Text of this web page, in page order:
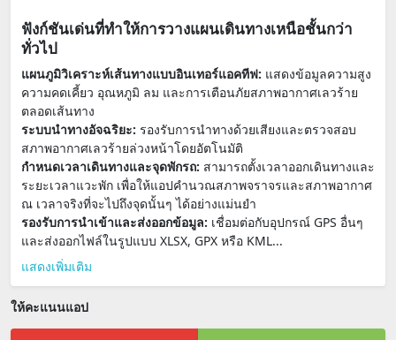
ฟังก์ชันเด่นที่ทำให้การวางแผนเดินทางเหนือชั้นกว่า
ทั่วไป
แผนภูมิวิเคราะห์เส้นทางแบบอินเทอร์แอคทีฟ: แสดงข้อมูลความสูง
ความคดเคี้ยว อุณหภูมิ ลม และการเตือนภัยสภาพอากาศเลวร้าย
ตลอดเส้นทาง
ระบบนำทางอัจฉริยะ: รองรับการนำทางด้วยเสียงและตรวจสอบ
สภาพอากาศเลวร้ายล่วงหน้าโดยอัตโนมัติ
กำหนดเวลาเดินทางและจุดพักรถ: สามารถตั้งเวลาออกเดินทางและ
ระยะเวลาแวะพัก เพื่อให้แอปคำนวณสภาพจราจรและสภาพอากาศ
ณ เวลาจริงที่จะไปถึงจุดนั้นๆ ได้อย่างแม่นยำ
รองรับการนำเข้าและส่งออกข้อมูล: เชื่อมต่อกับอุปกรณ์ GPS อื่นๆ
และส่งออกไฟล์ในรูปแบบ XLSX, GPX หรือ KML...
แสดงเพิ่มเติม
ให้คะแนนแอป